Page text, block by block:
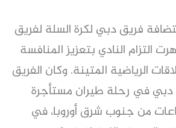
فريق دبي لكرة السلة لفريق
التزام النادي بتعزيز المنافسة
الرياضية المتينة. وكان الفريق
دبي في رحلة طيران مستأجرة
من جنوب شرق أوروبا، في